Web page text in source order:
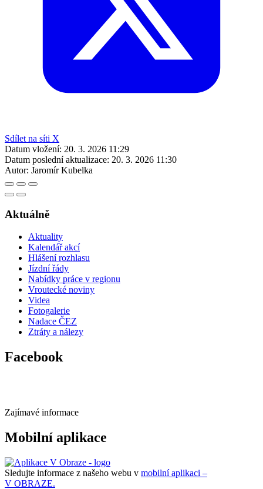
Sdílet na síti X
Datum vložení: 20. 3. 2026 11:29
Datum poslední aktualizace: 20. 3. 2026 11:30
Autor: Jaromír Kubelka
Aktuálně
Aktuality
Kalendář akcí
Hlášení rozhlasu
Jízdní řády
Nabídky práce v regionu
Vroutecké noviny
Videa
Fotogalerie
Nadace ČEZ
Ztráty a nálezy
Facebook
Zajímavé informace
Mobilní aplikace
Sledujte informace z našeho webu v mobilní aplikaci –
V OBRAZE.